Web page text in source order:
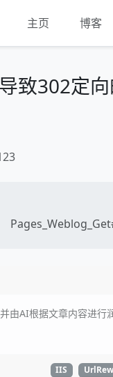
主页 博客
致302定
由AI根据文章内容进行
IIS